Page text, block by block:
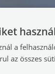
használ
a
az összes